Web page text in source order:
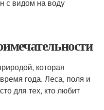
с видом на воду
которая
года. Леса, поля и
для тех, кто любит